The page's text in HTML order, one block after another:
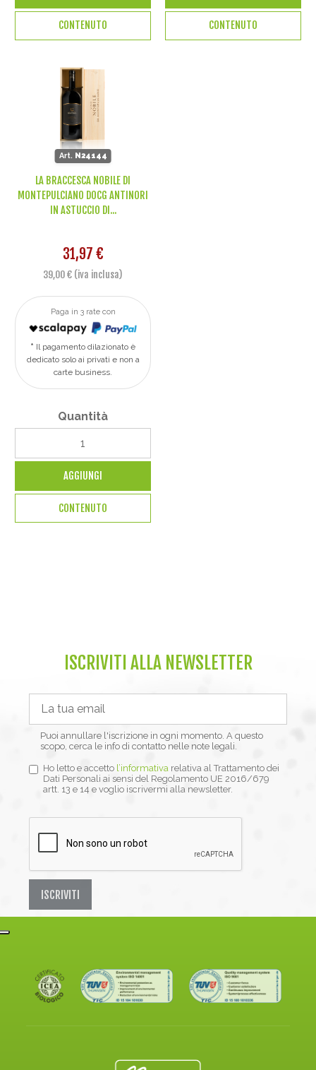
CONTENUTO CONTENUTO
Art. N24144
LA BRACCESCA NOBILE DI
MONTEPULCIANO DOCG ANTINORI
IN ASTUCCIO DI...
31,97 €
39,00 € (iva inclusa)
Paga in 3 rate con
Il pagamento dilazionato è
dedicato solo ai privati e non a
carte business.
Quantità
AGGIUNGI
CONTENUTO
ISCRIVITI ALLA NEWSLETTER
Puoi annullare l'iscrizione in ogni momento. A questo
scopo, cerca le info di contatto nelle note legali.
Ho letto e accetto l’informativa relativa al Trattamento dei
Dati Personali ai sensi del Regolamento UE 2016/679
artt. 13 e 14 e voglio iscrivermi alla newsletter.
ISCRIVITI